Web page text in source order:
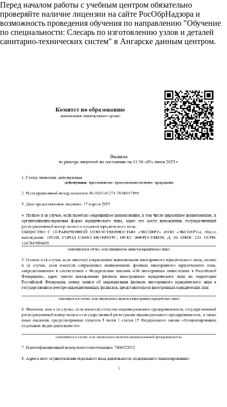
Перед началом работы с учебным центром обязательно
проверяйте наличие лицензии на сайте РосОбрНадзора и
возможность проведения обучения по направлению "Обучение
по специальности: Слесарь по изготовлению узлов и деталей
санитарно-технических систем" в Ангарске данным центром.